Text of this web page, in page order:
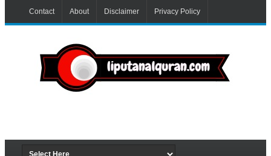
Contact About Disclaimer Privacy Policy